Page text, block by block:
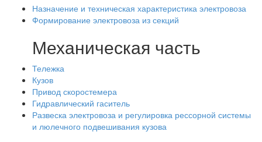
Назначение и техническая характеристика электровоза
Формирование электровоза из секций
Механическая часть
Тележка
Кузов
Привод скоростемера
Гидравлический гаситель
Развеска электровоза и регулировка рессорной системы
и люлечного подвешивания кузова